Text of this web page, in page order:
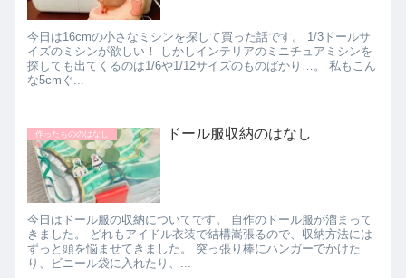
今日は16cmの小さなミシンを探して買った話です。 1/3ドールサ
イズのミシンが欲しい！ しかしインテリアのミニチュアミシンを
探しても出てくるのは1/6や1/12サイズのものばかり…。 私もこん
な5cmぐ...
作ったもののはなし ドール服収納のはなし
今日はドール服の収納についてです。 自作のドール服が溜まって
きました。 どれもアイドル衣装で結構嵩張るので、収納方法には
ずっと頭を悩ませてきました。 突っ張り棒にハンガーでかけた
り、ビニール袋に入れたり、...